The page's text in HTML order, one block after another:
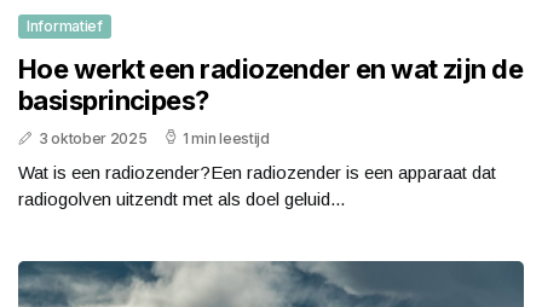
Informatief
Hoe werkt een radiozender en wat zijn de
basisprincipes?
3 oktober 2025 1 min leestijd
Wat is een radiozender?Een radiozender is een apparaat dat
radiogolven uitzendt met als doel geluid...